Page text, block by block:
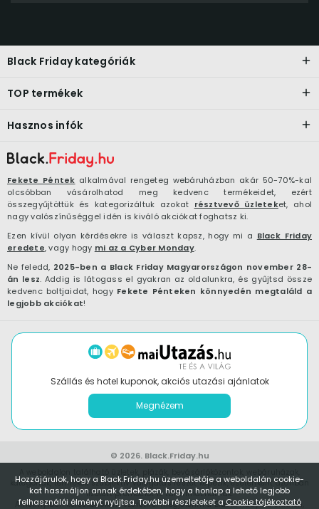
Hozzájárulok, hogy a Black.Friday.hu üzemeltetője a weboldalán cookie-
kat használjon annak érdekében, hogy a honlap a lehető legjobb
felhasználói élményt nyújtsa. További részleteket a Cookie tájékoztató
Fekete Péntek alkalmával rengeteg webáruházban akár 50-70%-kal
olcsóbban vásárolhatod meg kedvenc termékeidet, ezért
összegyűjtöttük és kategorizáltuk azokat résztvevő üzleteket, ahol
nagy valószínűséggel idén is kiváló akciókat foghatsz ki.
Ezen kívül olyan kérdésekre is választ kapsz, hogy mi a Black Friday
eredete, vagy hogy mi az a Cyber Monday.
Ne feledd, 2025-ben a Black Friday Magyarországon november 28-
án lesz. Addig is látogass el gyakran az oldalunkra, és gyűjtsd össze
kedvenc boltjaidat, hogy Fekete Pénteken könnyedén megtaláld a
legjobb akciókat!
Black Friday kategóriák
TOP termékek
Hasznos infók
Szállás és hotel kuponok, akciós utazási ajánlatok
Megnézem
© 2026. Black.Friday.hu
kategóriák, termékek szubjektív válogatás részét képezik, esetenként azonban
fizetett promóciót is tartalmazhatnak.
Amennyiben kereskedőként szeretnél megjelenni a Black.Friday.hu oldalon,